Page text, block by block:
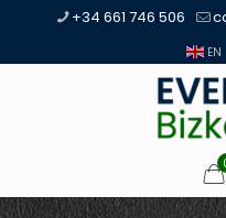
+34 661 746 506
EN